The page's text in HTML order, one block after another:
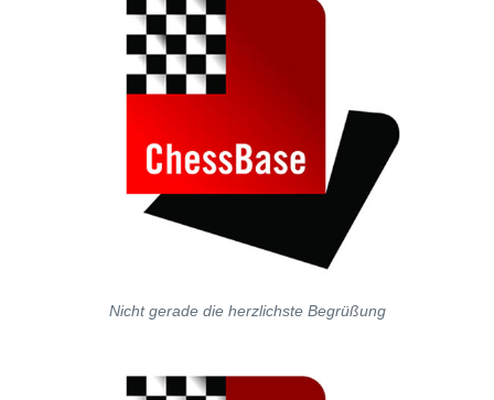
Nicht gerade die herzlichste Begrüßung